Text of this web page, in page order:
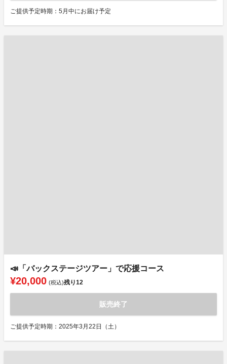
ご提供予定時期：5月中にお届け予定
📣「バックステージツアー」で応援コース
¥20,000 (税込)残り12
販売終了
ご提供予定時期：2025年3月22日（土）